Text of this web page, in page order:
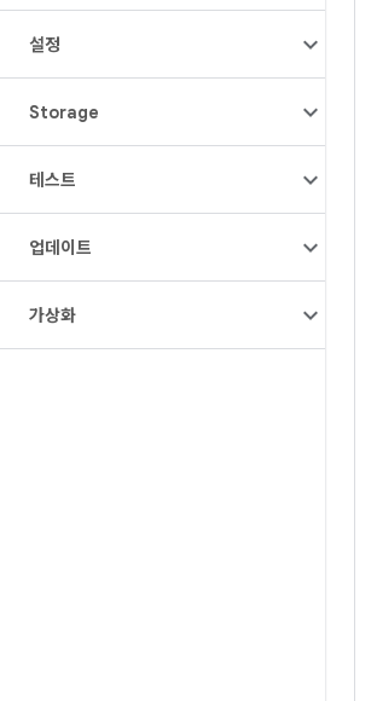
설정
Storage
테스트
업데이트
가상화